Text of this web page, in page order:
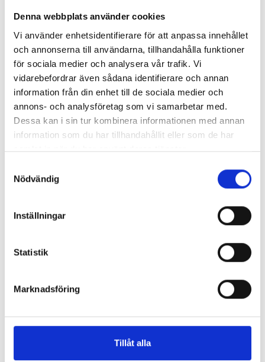
Denna webbplats använder cookies
Vi använder enhetsidentifierare för att anpassa innehållet
och annonserna till användarna, tillhandahålla funktioner
för sociala medier och analysera vår trafik. Vi
vidarebefordrar även sådana identifierare och annan
information från din enhet till de sociala medier och
annons- och analysföretag som vi samarbetar med.
Dessa kan i sin tur kombinera informationen med annan
information som du har tillhandahållit eller som de har
samlat in när du har använt deras tjänster.
Nödvändig
Inställningar
Statistik
Marknadsföring
Tillåt alla
kalendern med arbete.
Äntligen är hon på rätt plats i livet.
0612-80 117
Specialistundersköterska inom psykiatri och bero...